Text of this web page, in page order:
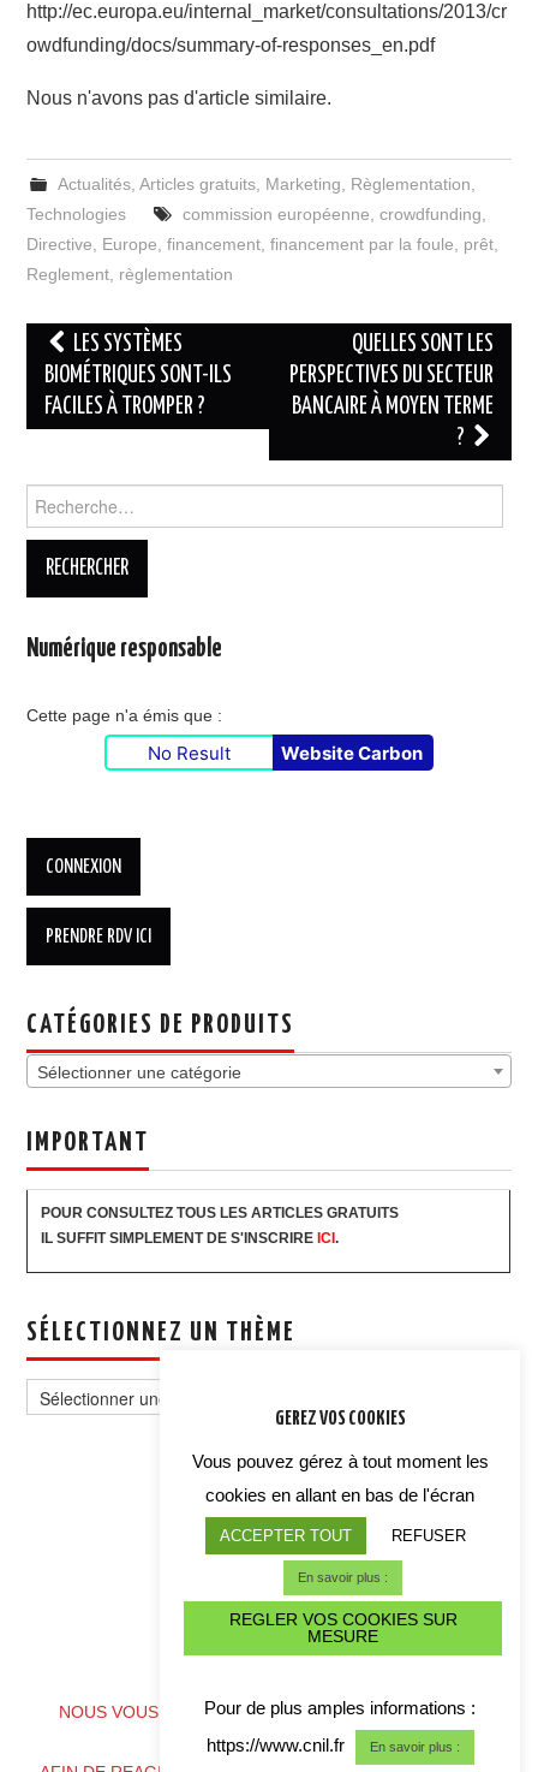
http://ec.europa.eu/internal_market/consultations/2013/cr
owdfunding/docs/summary-of-responses_en.pdf
Nous n'avons pas d'article similaire.
Actualités, Articles gratuits, Marketing, Règlementation,
Technologies
commission européenne, crowdfunding,
Directive, Europe,financement,financement par la foule, prêt,
Reglement, règlementation
Navigation
des
articles
LES SYSTÈMES
BIOMÉTRIQUES SONT-ILS
FACILES À TROMPER ?
QUELLES SONT LES
PERSPECTIVES DU SECTEUR
BANCAIRE À MOYEN TERME
?
Rechercher :
Numérique responsable
Cette page n'a émis que :
No Result Website Carbon
CATÉGORIES DE PRODUITS
Sélectionner une catégorie
IMPORTANT
POUR CONSULTEZ TOUS LES ARTICLES GRATUITS
IL SUFFIT SIMPLEMENT DE S'INSCRIRE ICI.
SÉLECTIONNEZ UN THÈME
un
thème
ALERTE CYBER CRISE
NOUS VOUS CONSEILLONS DE TELECHARGER NOS
COORDONNES
GEREZ VOS COOKIES
Vous pouvez gérez à tout moment les
cookies en allant en bas de l'écran
ACCEPTER TOUT REFUSER
En savoir plus :
REGLER VOS COOKIES SUR
MESURE
Pour de plus amples informations :
https://www.cnil.fr
En savoir plus :